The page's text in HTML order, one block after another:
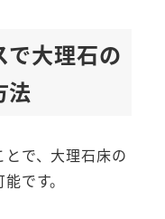
で大理石の
法
で、大理石床の
です。